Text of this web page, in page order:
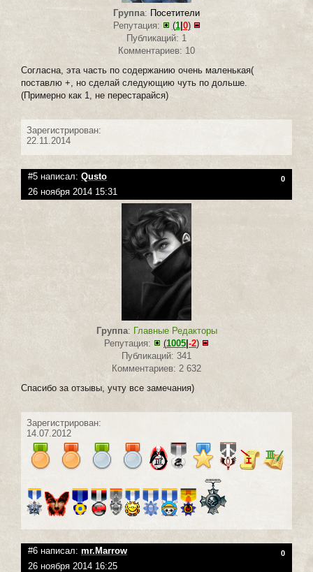
Группа: Посетители
Репутация:
(1| 0)
Публикаций: 1
Комментариев: 10
Согласна, эта часть по содержанию очень маленькая(
поставлю +, но сделай следующию чуть по дольше.
(Примерно как 1, не перестарайся)
Зарегистрирован:
22.11.2014
#5 написал: Qusto 0
26 ноября 2014 15:31
Группа: Главные Редакторы
Репутация:
(1005 -2)
Публикаций: 341
Комментариев: 2 632
Спасибо за отзывы, учту все замечания)
Зарегистрирован:
14.07.2012
#6 написал: mr.Marrow 0
26 ноября 2014 16:25